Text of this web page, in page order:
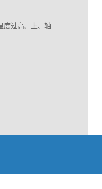
度过高。上、轴